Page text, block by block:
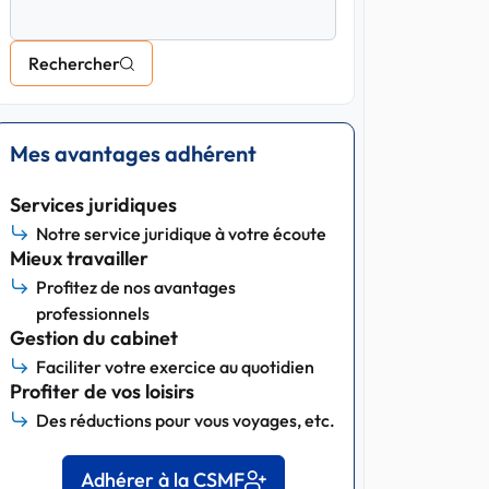
Rechercher
Mes avantages adhérent
Services juridiques
Notre service juridique à votre écoute
Mieux travailler
Profitez de nos avantages
professionnels
Gestion du cabinet
Faciliter votre exercice au quotidien
Profiter de vos loisirs
Des réductions pour vous voyages, etc.
Adhérer à la CSMF